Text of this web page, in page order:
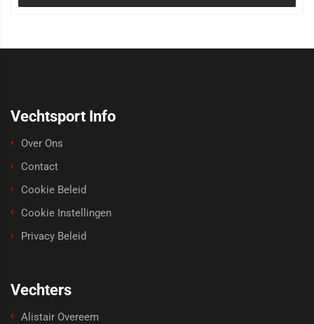
Vechtsport Info
Over Ons
Contact
Cookie Beleid
Cookie Instellingen
Privacy Beleid
Vechters
Alistair Overeem